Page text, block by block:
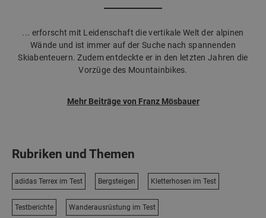
... erforscht mit Leidenschaft die vertikale Welt der alpinen
Wände und ist immer auf der Suche nach spannenden
Skiabenteuern. Zudem entdeckte er in den letzten Jahren die
Vorzüge des Mountainbikes.
Mehr Beiträge von Franz Mösbauer
Rubriken und Themen
adidas Terrex im Test Bergsteigen Kletterhosen im Test
Testberichte Wanderausrüstung im Test